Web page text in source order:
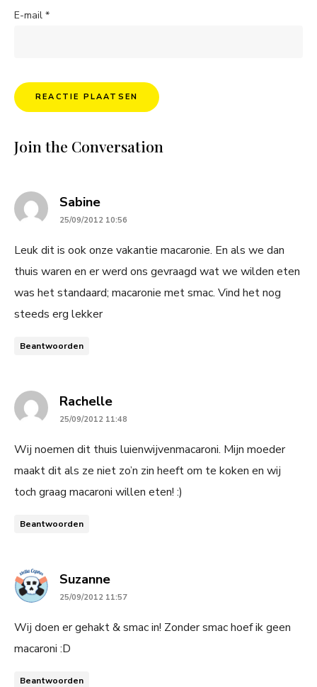
E-mail *
Join the Conversation
Sabinesays:
25/09/2012 10:56
Leuk dit is ook onze vakantie macaronie. En als we dan
thuis waren en er werd ons gevraagd wat we wilden eten
was het standaard; macaronie met smac. Vind het nog
steeds erg lekker
Beantwoorden
Rachellesays:
25/09/2012 11:48
Wij noemen dit thuis luienwijvenmacaroni. Mijn moeder
maakt dit als ze niet zo’n zin heeft om te koken en wij
toch graag macaroni willen eten! :)
Beantwoorden
Suzannesays:
25/09/2012 11:57
Wij doen er gehakt & smac in! Zonder smac hoef ik geen
macaroni :D
Beantwoorden